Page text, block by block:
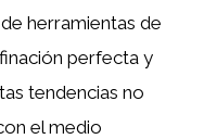
herramientas de
perfecta y
tendencias no
el medio